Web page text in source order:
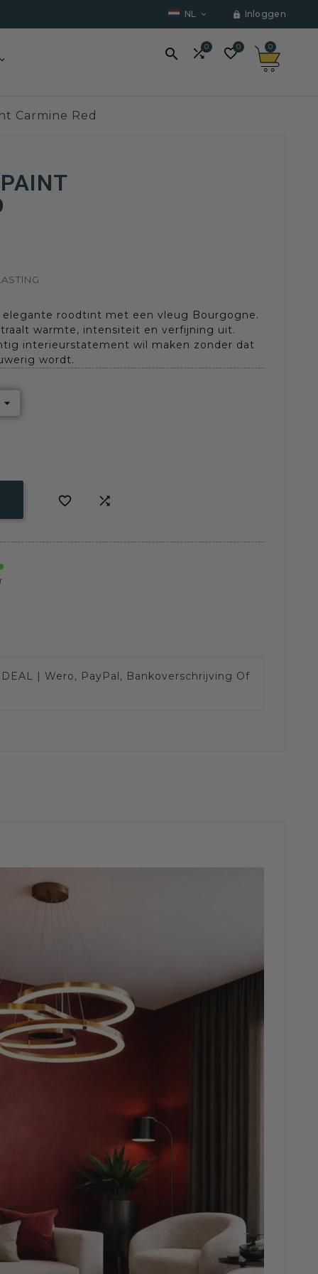
NL   Inloggen
 0 0 0
Carmine Red
elegante roodtint met een vleug Bourgogne.
warmte, intensiteit en verfijning uit.
interieurstatement wil maken zonder dat
wordt.
 
| Wero, PayPal, Bankoverschrijving Of